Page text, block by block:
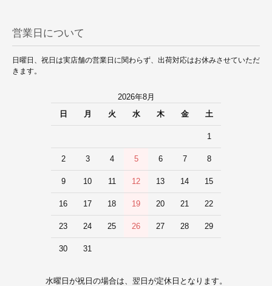
営業日について
日曜日、祝日は実店舗の営業日に関わらず、出荷対応はお休みさせていただ
きます。
2026年8月
日
月 火 水 木 金 土
1
2 3 4 5 6 7 8
9 10 11 12 13 14 15
16 17 18 19 20 21 22
23 24 25 26 27 28 29
30 31
水曜日が祝日の場合は、翌日が定休日となります。